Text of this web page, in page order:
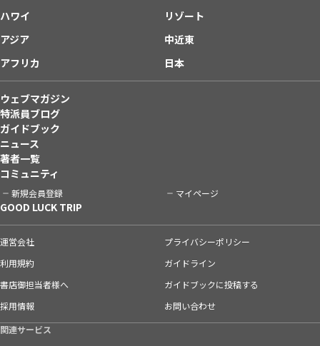
ハワイ
リゾート
アジア
中近東
アフリカ
日本
ウェブマガジン
特派員ブログ
ガイドブック
ニュース
著者一覧
コミュニティ
新規会員登録 マイページ
GOOD LUCK TRIP
運営会社
プライバシーポリシー
利用規約
ガイドライン
書店御担当者様へ
ガイドブックに投稿する
採用情報
お問い合わせ
関連サービス